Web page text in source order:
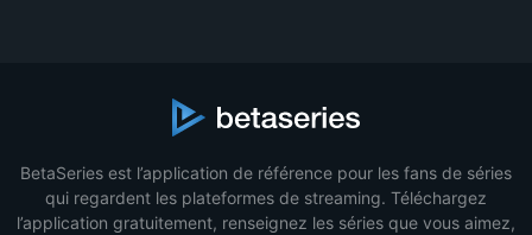
BetaSeries est l’application de référence pour les fans de séries
qui regardent les plateformes de streaming. Téléchargez
l’application gratuitement, renseignez les séries que vous aimez,